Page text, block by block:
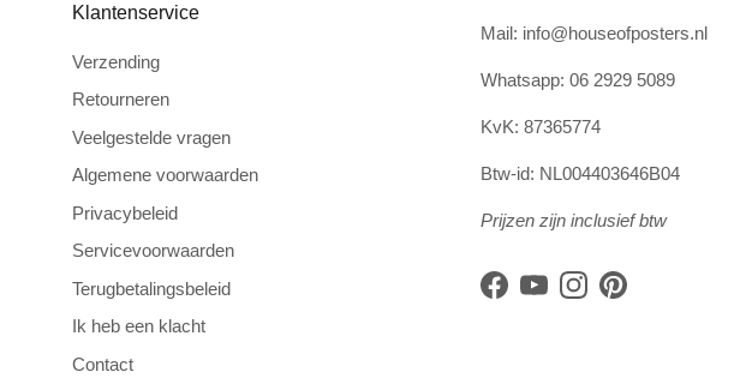
Klantenservice
Verzending
Retourneren
Veelgestelde vragen
Algemene voorwaarden
Privacybeleid
Servicevoorwaarden
Terugbetalingsbeleid
Ik heb een klacht
Contact
Mail: info@houseofposters.nl
Whatsapp: 06 2929 5089
KvK: 87365774
Btw-id: NL004403646B04
Prijzen zijn inclusief btw
Facebook
YouTubeInstagramPinterest